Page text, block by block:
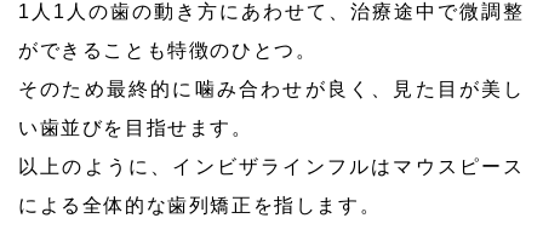
1人1人の歯の動き方にあわせて、治療途中で微調整
ができることも特徴のひとつ。
そのため最終的に噛み合わせが良く、見た目が美し
い歯並びを目指せます。
以上のように、インビザラインフルはマウスピース
による全体的な歯列矯正を指します。